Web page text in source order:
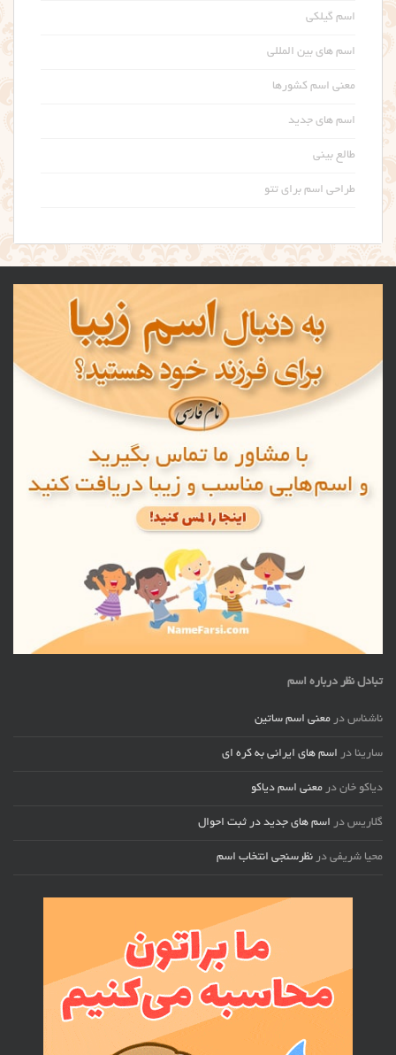
اسم گیلکی
اسم های بین المللی
معنی اسم کشورها
اسم های جدید
طالع بینی
طراحی اسم برای تتو
تبادل نظر درباره اسم
ناشناس در معنی اسم ساتین
سارینا در اسم های ایرانی به کره ای
دیاکو خان در معنی اسم دیاکو
گلاریس در اسم های جدید در ثبت احوال
محیا شریفی در نظرسنجی انتخاب اسم